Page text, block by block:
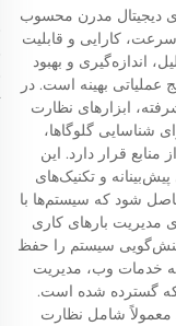
دیجیتال مدرن محسوب
کارایی و قابلیت
اندازه‌گیری و بهبود
عملیاتی بهینه است. در
ابزارهای نظارت
شناسایی گلوگاها،
منابع قرار دارد. این
و تکنیک‌های
شود که سیستم‌ها با
مدیریت بارهای کاری
سیستم را حفظ
خدمات وب، مدیریت
گسترده شده است.
معمولاً شامل نظارت